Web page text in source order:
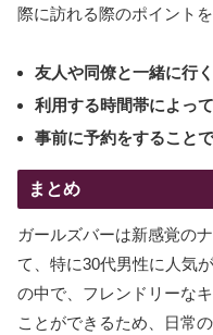
際に訪れる際のポイント
友人や同僚と一緒に行
利用する時間帯によっ
事前に予約をすること
まとめ
ガールズバーは新感覚の
て、特に30代男性に人気
の中で、フレンドリーな
ことができるため、日常